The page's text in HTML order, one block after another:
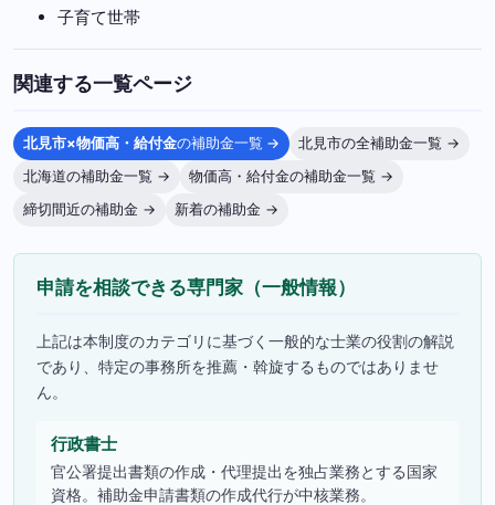
子育て世帯
関連する一覧ページ
北見市×物価高・給付金の補助金一覧 →
北見市の全補助金一覧 →
北海道の補助金一覧 →
物価高・給付金の補助金一覧 →
締切間近の補助金 →
新着の補助金 →
申請を相談できる専門家（一般情報）
上記は本制度のカテゴリに基づく一般的な士業の役割の解説
であり、特定の事務所を推薦・斡旋するものではありませ
ん。
行政書士
官公署提出書類の作成・代理提出を独占業務とする国家
資格。補助金申請書類の作成代行が中核業務。